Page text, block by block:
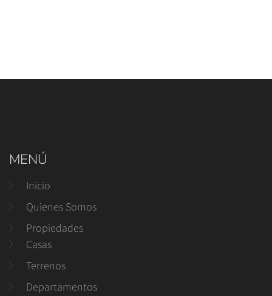
MENÚ
Inicio
Quienes Somos
Propiedades
Casas
Terrenos
Departamentos